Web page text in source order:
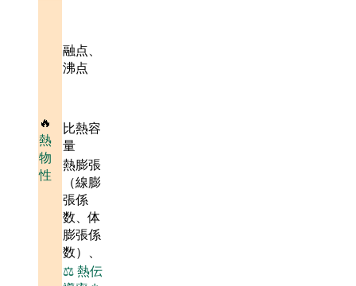
🔥
熱
物
性
融点、
沸点
比熱容
量
熱膨張
（線膨
張係
数、体
膨張係
数）、
⚖️熱伝